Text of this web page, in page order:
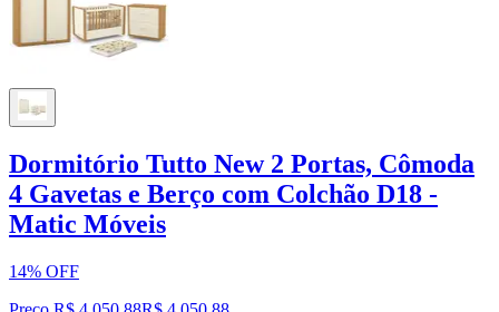
Dormitório Tutto New 2 Portas, Cômoda
4 Gavetas e Berço com Colchão D18 -
Matic Móveis
14% OFF